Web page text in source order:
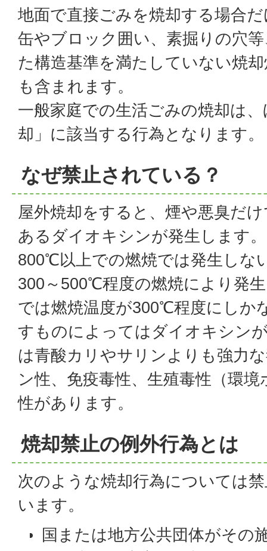
地面で直接ごみを焼却する場合
缶やブロック囲い、素掘りの穴
た構造基準を満たしていない焼
も含まれます。
一般家庭での生活ごみの焼却は
却」に該当する行為となります。
なぜ禁止されている？
屋外焼却をすると、煙や悪臭だ
あるダイオキシンが発生します
800℃以上での燃焼では発生しな
300～500℃程度の燃焼により発
では燃焼温度が300℃程度にしか
すものによってはダイオキシン
は青酸カリやサリンよりも強力
ン性、免疫毒性、生殖毒性（環
性があります。
焼却禁止の例外行為とは
次のような焼却行為については
います。
国または地方公共団体がその